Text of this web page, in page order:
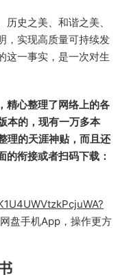
史之美、和谐之美、
，实现高质量可持续发
这一事实，是一次对生
精心整理了网络上的各
本的，现有一万多本
理的天涯神贴，而且还
衔接或者扫码下载：
盘手机App，操作更方